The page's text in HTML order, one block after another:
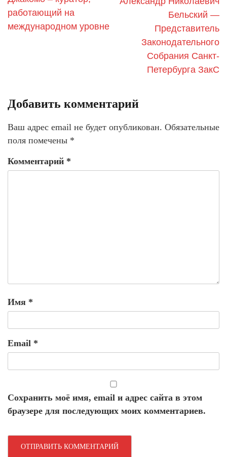
работающий на
международном уровне
Бельский —
Представитель
Законодательного
Собрания Санкт-
Петербурга ЗакС
Добавить комментарий
Ваш адрес email не будет опубликован. Обязательные
поля помечены *
Комментарий *
Имя *
Email *
Сохранить моё имя, email и адрес сайта в этом
браузере для последующих моих комментариев.